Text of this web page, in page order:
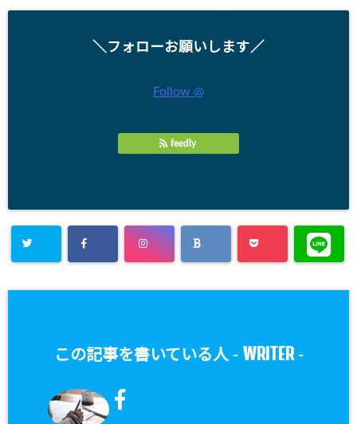
＼フォローお願いします／
Follow @
feedly
この記事を書いている人 - WRITER-